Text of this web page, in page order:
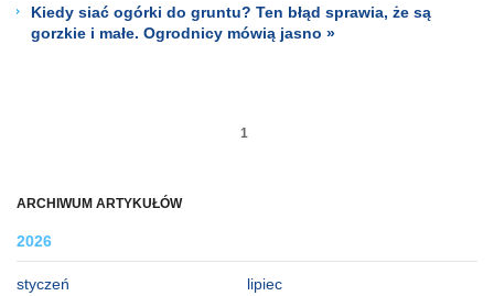
ARCHIWUM ARTYKUŁÓW
2026
styczeń lipiec
Kiedy siać ogórki do gruntu? Ten błąd sprawia, że są
gorzkie i małe. Ogrodnicy mówią jasno »
1